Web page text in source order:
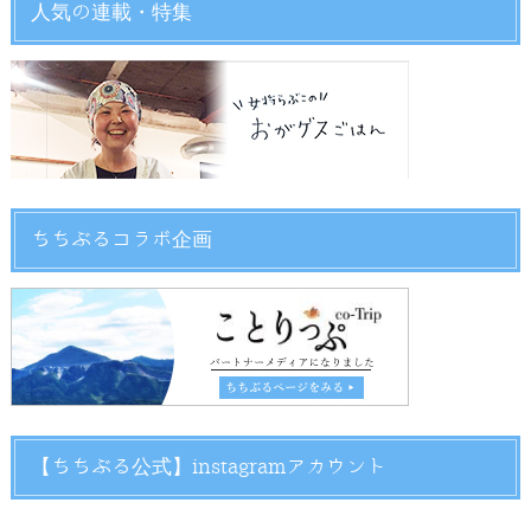
人気の連載・特集
ちちぶるコラボ企画
【ちちぶる公式】instagramアカウント